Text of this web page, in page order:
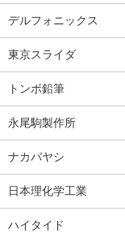
デルフォニックス
東京スライダ
トンボ鉛筆
永尾駒製作所
ナカバヤシ
日本理化学工業
ハイタイド